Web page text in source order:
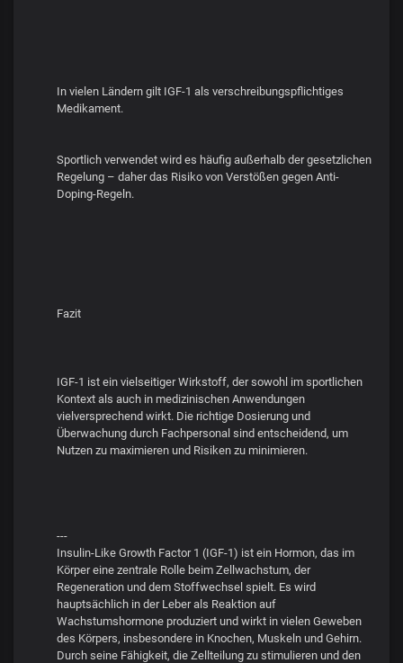
In vielen Ländern gilt IGF-1 als verschreibungspflichtiges
Medikament.
Sportlich verwendet wird es häufig außerhalb der gesetzlichen
Regelung – daher das Risiko von Verstößen gegen Anti-
Doping-Regeln.
Fazit
IGF-1 ist ein vielseitiger Wirkstoff, der sowohl im sportlichen
Kontext als auch in medizinischen Anwendungen
vielversprechend wirkt. Die richtige Dosierung und
Überwachung durch Fachpersonal sind entscheidend, um
Nutzen zu maximieren und Risiken zu minimieren.
---
Insulin-Like Growth Factor 1 (IGF-1) ist ein Hormon, das im
Körper eine zentrale Rolle beim Zellwachstum, der
Regeneration und dem Stoffwechsel spielt. Es wird
hauptsächlich in der Leber als Reaktion auf
Wachstumshormone produziert und wirkt in vielen Geweben
des Körpers, insbesondere in Knochen, Muskeln und Gehirn.
Durch seine Fähigkeit, die Zellteilung zu stimulieren und den